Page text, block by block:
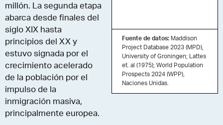
millón. La segunda etapa
abarca desde finales del
siglo XIX hasta
principios del XX y
estuvo signada por el
crecimiento acelerado
de la población por el
impulso de la
inmigración masiva,
principalmente europea.
Fuente de datos: Maddison
Project Database 2023 (MPD),
University of Groningen; Lattes
et. al (1975); World Population
Prospects 2024 (WPP),
Naciones Unidas.